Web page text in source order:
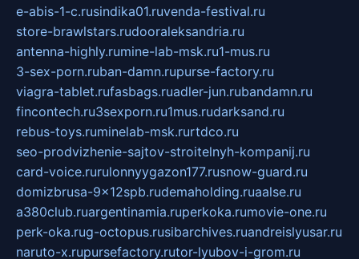
e-abis-1-c.rusindika01.ruvenda-festival.ru
store-brawlstars.rudooraleksandria.ru
antenna-highly.rumine-lab-msk.ru1-mus.ru
3-sex-porn.ruban-damn.rupurse-factory.ru
viagra-tablet.rufasbags.ruadler-jun.rubandamn.ru
fincontech.ru3sexporn.ru1mus.rudarksand.ru
rebus-toys.ruminelab-msk.rurtdco.ru
seo-prodvizhenie-sajtov-stroitelnyh-kompanij.ru
card-voice.rurulonnyygazon177.rusnow-guard.ru
domizbrusa-9x12spb.rudemaholding.ruaalse.ru
a380club.ruargentinamia.ruperkoka.rumovie-one.ru
perk-oka.rug-octopus.rusibarchives.ruandreislyusar.ru
naruto-x.rupursefactory.rutor-lyubov-i-grom.ru